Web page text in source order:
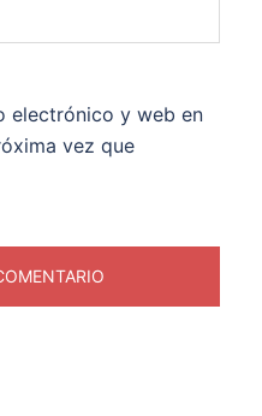
electrónico y web en
vez que